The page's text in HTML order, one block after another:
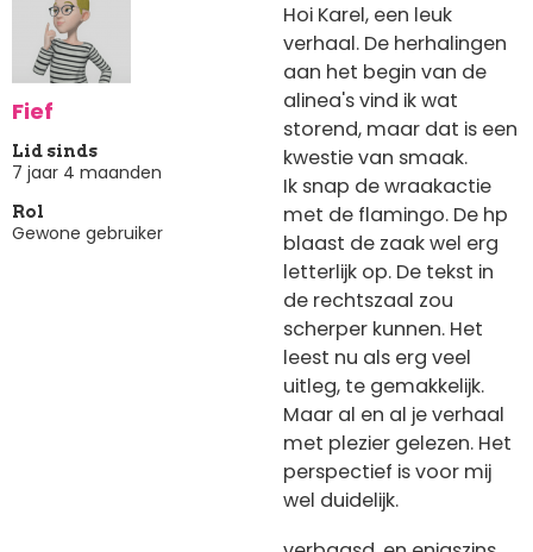
Fief
Lid sinds
7 jaar 4 maanden
Rol
Gewone gebruiker
Hoi Karel, een leuk
verhaal. De herhalingen
aan het begin van de
alinea's vind ik wat
storend, maar dat is een
kwestie van smaak.
Ik snap de wraakactie
met de flamingo. De hp
blaast de zaak wel erg
letterlijk op. De tekst in
de rechtszaal zou
scherper kunnen. Het
leest nu als erg veel
uitleg, te gemakkelijk.
Maar al en al je verhaal
met plezier gelezen. Het
perspectief is voor mij
wel duidelijk.